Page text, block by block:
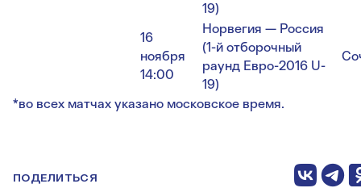
19)
16
ноября
14:00
Норвегия — Россия
(1-й отборочный
раунд Евро-2016 U-
19)
*во всех матчах указано московское время.
ПОДЕЛИТЬСЯ